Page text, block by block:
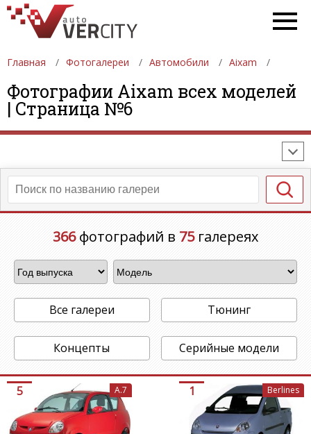
Главная Фотогалереи Автомобили Aixam
Фотографии Aixam всех моделей
| Страница №6
ФОТОГАЛЕРЕИ АВТОМОБИЛИ
ДЕВУШКИ
АВТОСАЛОНЫ
ФОРМУЛА-1
366фотографий в 75галереях
Все галереи Тюнинг
Концепты Серийные модели
5 A.7 1 Berlines